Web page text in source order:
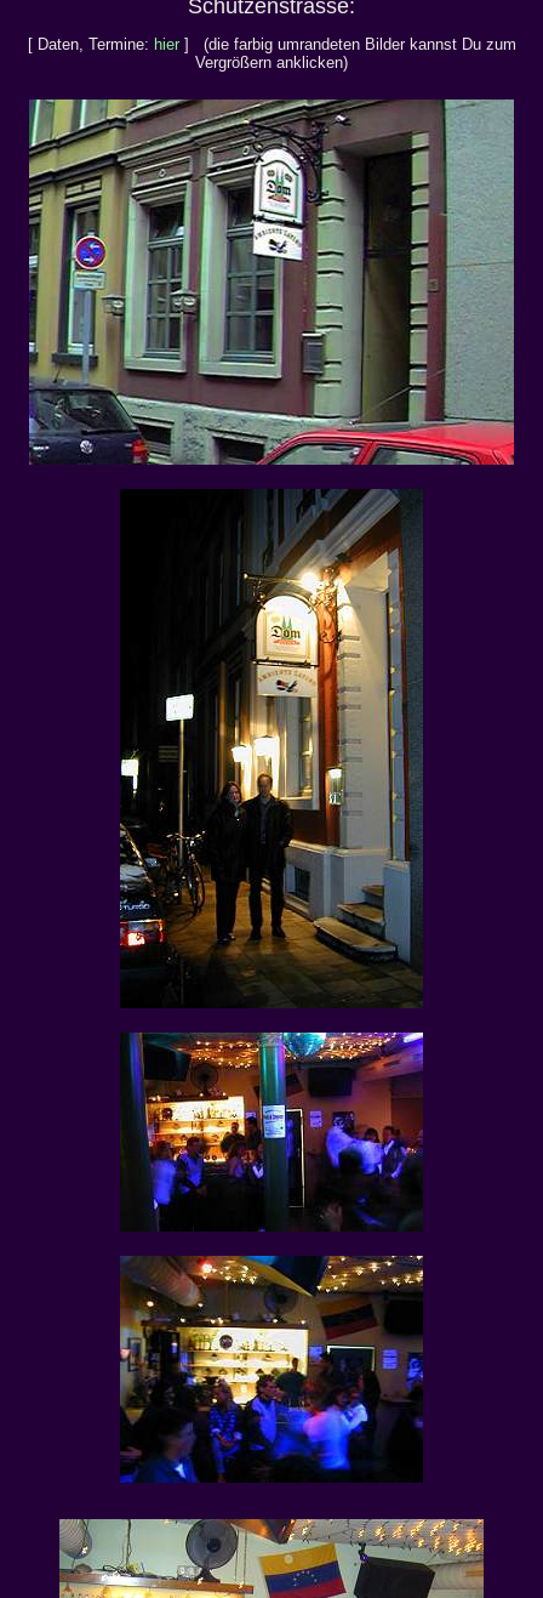
Schützenstrasse:
[ Daten, Termine: hier] (die farbig umrandeten Bilder kannst Du zum
Vergrößern anklicken)